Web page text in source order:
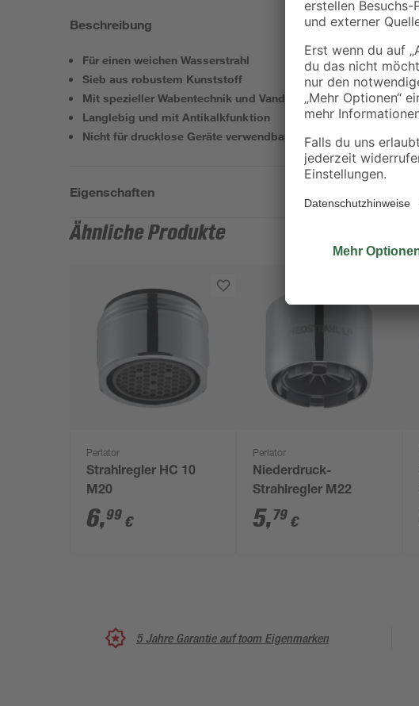
Beschreibung
Für einen weichen Wasserstrahl
Sieb aus robustem Kunststoff
Mit spezieller Wabentechnik und Vandalismusschutz
Langlebig und mit Antikalkfunktion
Nicht für drucklose Geräte verwendbar
Eigenschaften
Ähnliche Produkte
Perlator
Strahlregler HC 10
M20
6,99 €
Perlator
Niederdruck-
Strahlregler M22
5,79 €
5 Jahre Garantie auf toom Eigenmarken